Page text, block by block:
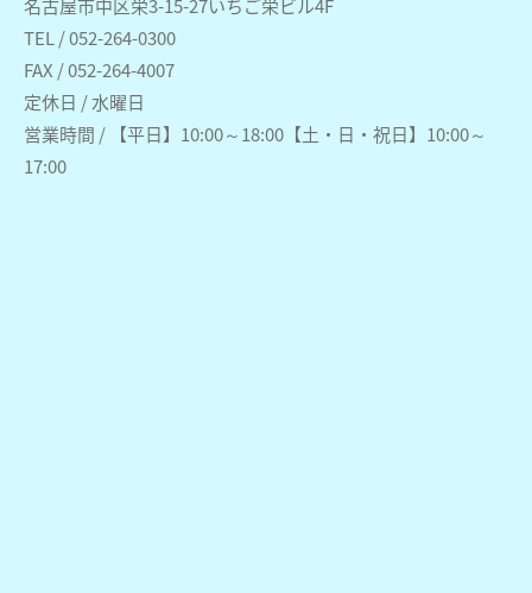
名古屋市中区栄3-15-27いちご栄ビル4F
TEL / 052-264-0300
FAX / 052-264-4007
定休日 / 水曜日
営業時間 / 【平日】10:00～18:00【土・日・祝日】10:00～
17:00